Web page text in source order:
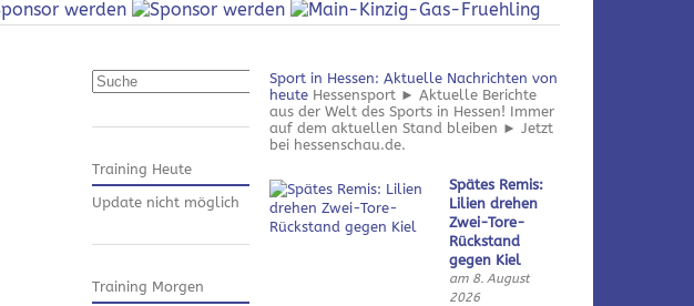
Suchen
Training Heute
Update nicht möglich
Training Morgen
Sport in Hessen: Aktuelle Nachrichten von
heute Hessensport ► Aktuelle Berichte
aus der Welt des Sports in Hessen! Immer
auf dem aktuellen Stand bleiben ► Jetzt
bei hessenschau.de.
Spätes Remis:
Lilien drehen
Zwei-Tore-
Rückstand
gegen Kiel
am 8. August
2026